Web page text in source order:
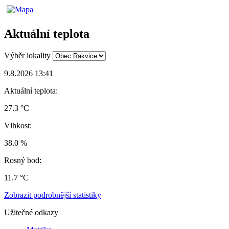
Aktuální teplota
Výběr lokality
9.8.2026 13:41
Aktuální teplota:
27.3 °C
Vlhkost:
38.0 %
Rosný bod:
11.7 °C
Zobrazit podrobnější statistiky
Užitečné odkazy